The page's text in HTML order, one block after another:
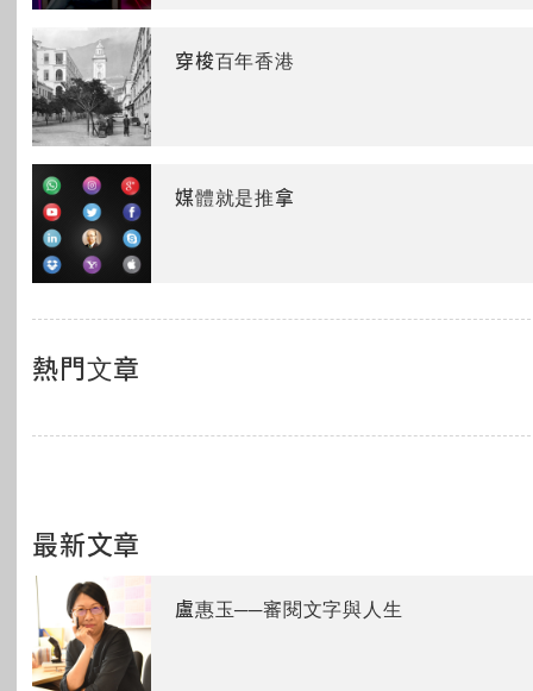
穿梭百年香港
媒體就是推拿
熱門文章
最新文章
盧惠玉──審閱文字與人生